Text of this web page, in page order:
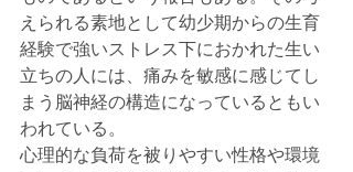
えられる素地として幼少期からの生育
経験で強いストレス下におかれた生い
立ちの人には、痛みを敏感に感じてし
まう脳神経の構造になっているともい
われている。
心理的な負荷を被りやすい性格や環境